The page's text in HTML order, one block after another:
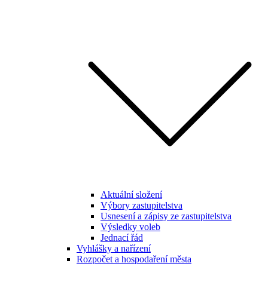
Aktuální složení
Výbory zastupitelstva
Usnesení a zápisy ze zastupitelstva
Výsledky voleb
Jednací řád
Vyhlášky a nařízení
Rozpočet a hospodaření města